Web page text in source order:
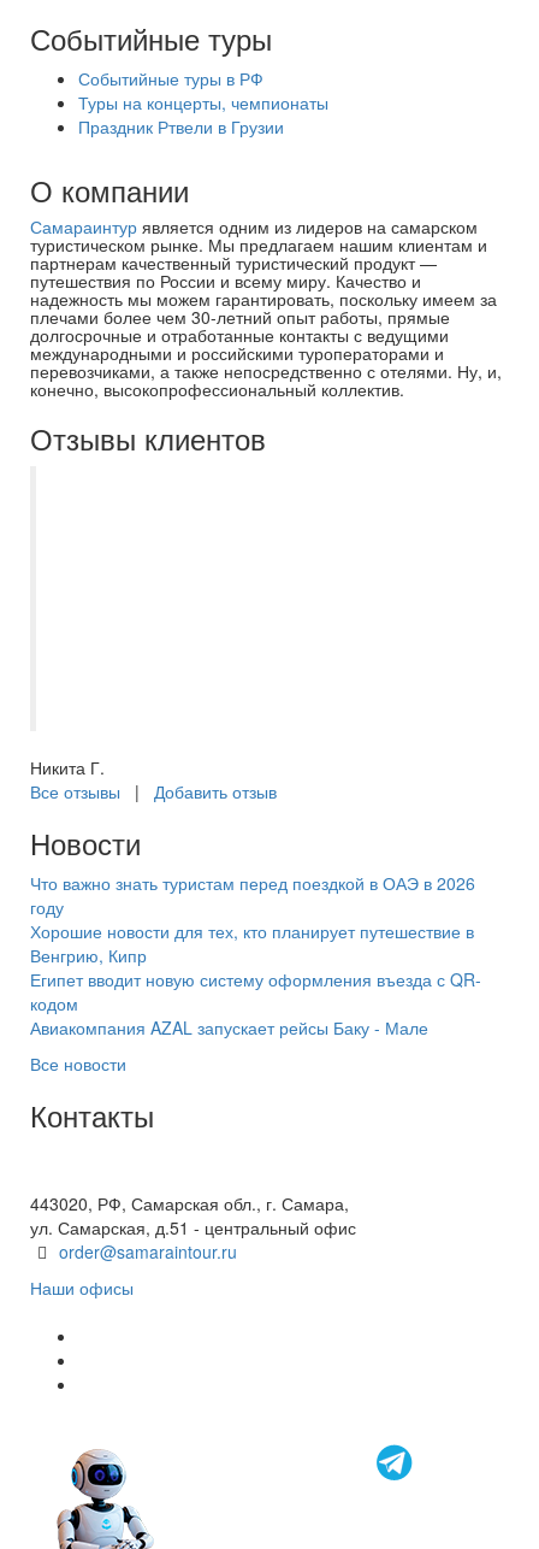
Событийные туры
Событийные туры в РФ
Туры на концерты, чемпионаты
Праздник Ртвели в Грузии
О компании
Самараинтур является одним из лидеров на самарском
туристическом рынке. Мы предлагаем нашим клиентам и
партнерам качественный туристический продукт —
путешествия по России и всему миру. Качество и
надежность мы можем гарантировать, поскольку имеем за
плечами более чем 30-летний опыт работы, прямые
долгосрочные и отработанные контакты с ведущими
международными и российскими туроператорами и
перевозчиками, а также непосредственно с отелями. Ну, и,
конечно, высокопрофессиональный коллектив.
Отзывы клиентов
Никита Г.
Все отзывы | Добавить отзыв
Новости
Что важно знать туристам перед поездкой в ОАЭ в 2026
году
Хорошие новости для тех, кто планирует путешествие в
Венгрию, Кипр
Египет вводит новую систему оформления въезда с QR-
кодом
Авиакомпания AZAL запускает рейсы Баку - Мале
Все новости
Контакты
443020, РФ, Самарская обл., г. Самара,
ул. Самарская, д.51 - центральный офис
order@samaraintour.ru
Наши офисы